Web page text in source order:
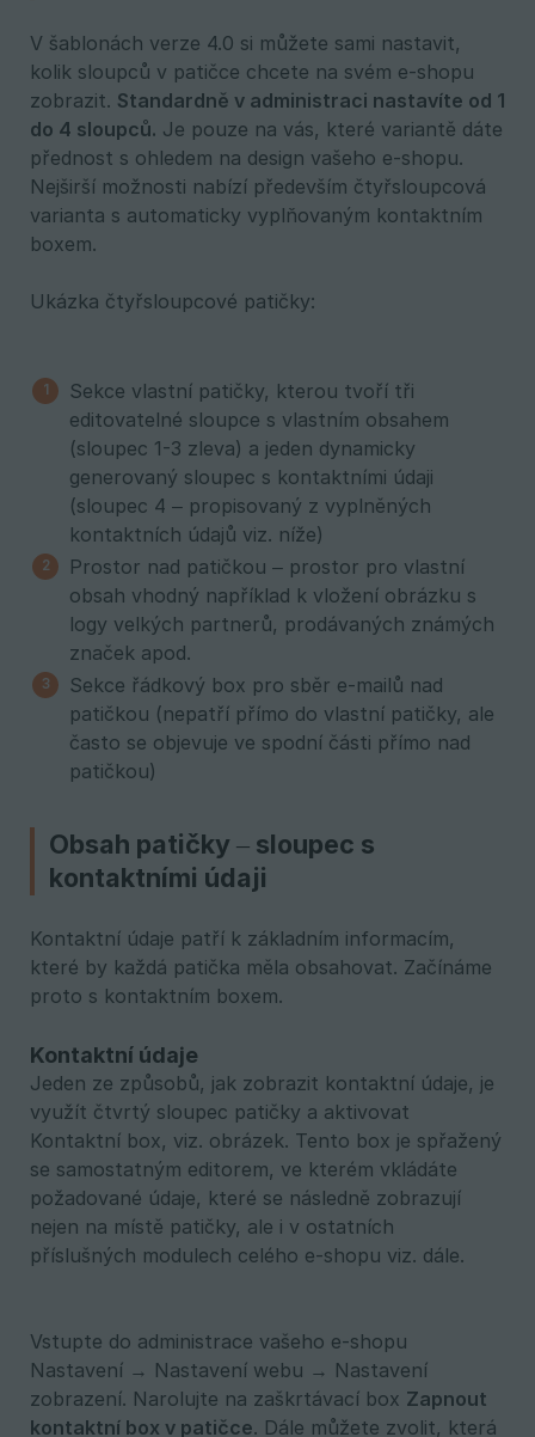
V šablonách verze 4.0 si můžete sami nastavit,
kolik sloupců v patičce chcete na svém e-shopu
zobrazit. Standardně v administraci nastavíte od 1
do 4 sloupců. Je pouze na vás, které variantě dáte
přednost s ohledem na design vašeho e-shopu.
Nejširší možnosti nabízí především čtyřsloupcová
varianta s automaticky vyplňovaným kontaktním
boxem.
Ukázka čtyřsloupcové patičky:
Sekce vlastní patičky, kterou tvoří tři
editovatelné sloupce s vlastním obsahem
(sloupec 1-3 zleva) a jeden dynamicky
generovaný sloupec s kontaktními údaji
(sloupec 4 – propisovaný z vyplněných
kontaktních údajů viz. níže)
Prostor nad patičkou – prostor pro vlastní
obsah vhodný například k vložení obrázku s
logy velkých partnerů, prodávaných známých
značek apod.
Sekce řádkový box pro sběr e-mailů nad
patičkou (nepatří přímo do vlastní patičky, ale
často se objevuje ve spodní části přímo nad
patičkou)
Obsah patičky – sloupec s
kontaktními údaji
Kontaktní údaje patří k základním informacím,
které by každá patička měla obsahovat. Začínáme
proto s kontaktním boxem.
Kontaktní údaje
Jeden ze způsobů, jak zobrazit kontaktní údaje, je
využít čtvrtý sloupec patičky a aktivovat
Kontaktní box, viz. obrázek. Tento box je spřažený
se samostatným editorem, ve kterém vkládáte
požadované údaje, které se následně zobrazují
nejen na místě patičky, ale i v ostatních
příslušných modulech celého e-shopu viz. dále.
Vstupte do administrace vašeho e-shopu
Nastavení → Nastavení webu → Nastavení
zobrazení. Narolujte na zaškrtávací box Zapnout
kontaktní box v patičce. Dále můžete zvolit, která